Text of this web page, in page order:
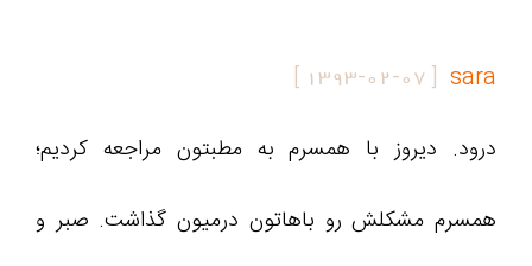
sara
[
1393-02-07
]
درود. دیروز با همسرم به مطبتون مراجعه کردیم؛
همسرم مشکلش رو باهاتون درمیون گذاشت. صبر و